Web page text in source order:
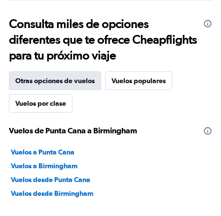
Consulta miles de opciones
diferentes que te ofrece Cheapflights
para tu próximo viaje
Otras opciones de vuelos Vuelos populares
Vuelos por clase
Vuelos de Punta Cana a Birmingham
Vuelos a Punta Cana
Vuelos a Birmingham
Vuelos desde Punta Cana
Vuelos desde Birmingham